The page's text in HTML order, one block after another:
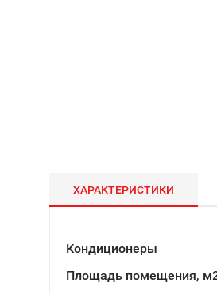
ХАРАКТЕРИСТИКИ
Кондиционеры
Площадь помещения,